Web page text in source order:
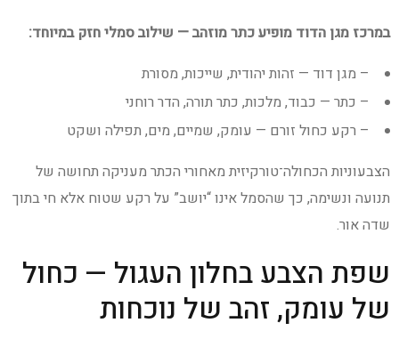
במרכז מגן הדוד מופיע כתר מוזהב — שילוב סמלי חזק במיוחד:
– מגן דוד — זהות יהודית, שייכות, מסורת
– כתר — כבוד, מלכות, כתר תורה, הדר רוחני
– רקע כחול זורם — עומק, שמיים, מים, תפילה ושקט
הצבעוניות הכחולה־טורקיזית מאחורי הכתר מעניקה תחושה של
תנועה ונשימה, כך שהסמל אינו “יושב” על רקע שטוח אלא חי בתוך
שדה אור.
שפת הצבע בחלון העגול — כחול
של עומק, זהב של נוכחות